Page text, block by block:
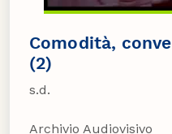
Comodità,
(2)
s.d.
Archivio Audiovisivo